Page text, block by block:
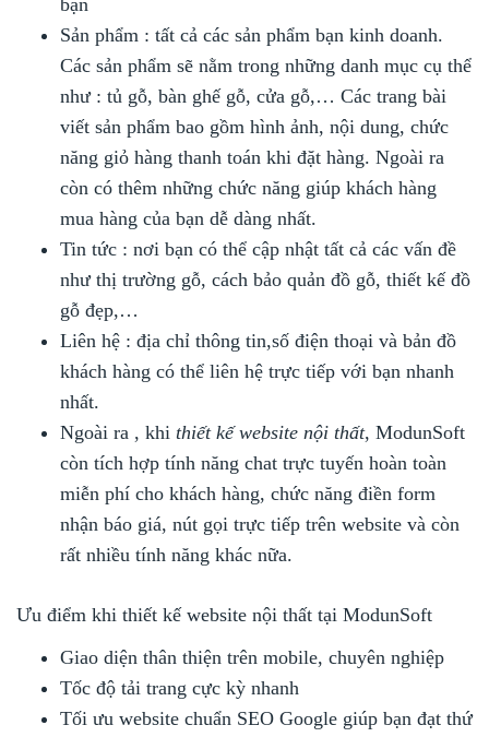
bạn
Sản phẩm : tất cả các sản phẩm bạn kinh doanh.
Các sản phẩm sẽ nằm trong những danh mục cụ thể
như : tủ gỗ, bàn ghế gỗ, cửa gỗ,… Các trang bài
viết sản phẩm bao gồm hình ảnh, nội dung, chức
năng giỏ hàng thanh toán khi đặt hàng. Ngoài ra
còn có thêm những chức năng giúp khách hàng
mua hàng của bạn dễ dàng nhất.
Tin tức : nơi bạn có thể cập nhật tất cả các vấn đề
như thị trường gỗ, cách bảo quản đồ gỗ, thiết kế đồ
gỗ đẹp,…
Liên hệ : địa chỉ thông tin,số điện thoại và bản đồ
khách hàng có thể liên hệ trực tiếp với bạn nhanh
nhất.
Ngoài ra , khi thiết kế website nội thất, ModunSoft
còn tích hợp tính năng chat trực tuyến hoàn toàn
miễn phí cho khách hàng, chức năng điền form
nhận báo giá, nút gọi trực tiếp trên website và còn
rất nhiều tính năng khác nữa.
Ưu điểm khi thiết kế website nội thất tại ModunSoft
Giao diện thân thiện trên mobile, chuyên nghiệp
Tốc độ tải trang cực kỳ nhanh
Tối ưu website chuẩn SEO Google giúp bạn đạt thứ